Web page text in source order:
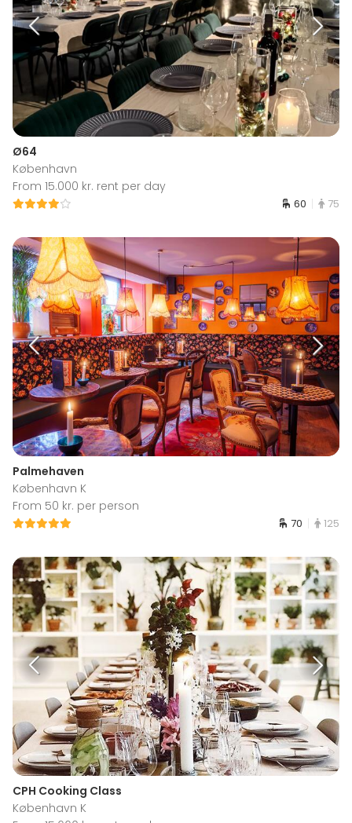
Ø64
København
From 15.000 kr. rent per day
60 75
Palmehaven
København K
From 50 kr. per person
70 125
CPH Cooking Class
København K